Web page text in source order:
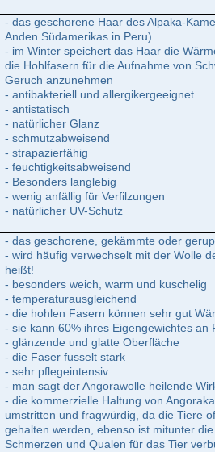
- das geschorene Haar des Alpaka-
Anden Südamerikas in Peru)
- im Winter speichert das Haar die
die Hohlfasern für die Aufnahme von
Geruch anzunehmen
- antibakteriell und allergikergeeignet
- antistatisch
- natürlicher Glanz
- schmutzabweisend
- strapazierfähig
- feuchtigkeitsabweisend
- Besonders langlebig
- wenig anfällig für Verfilzungen
- natürlicher UV-Schutz
- das geschorene, gekämmte oder
- wird häufig verwechselt mit der Wolle
heißt!
- besonders weich, warm und kuschelig
- temperaturausgleichend
- die hohlen Fasern können sehr gut
- sie kann 60% ihres Eigengewichtes an
- glänzende und glatte Oberfläche
- die Faser fusselt stark
- sehr pflegeintensiv
- man sagt der Angorawolle heilende
- die kommerzielle Haltung von
umstritten und fragwürdig, da die Tiere
gehalten werden, ebenso ist mitunter
Schmerzen und Qualen für das Tier